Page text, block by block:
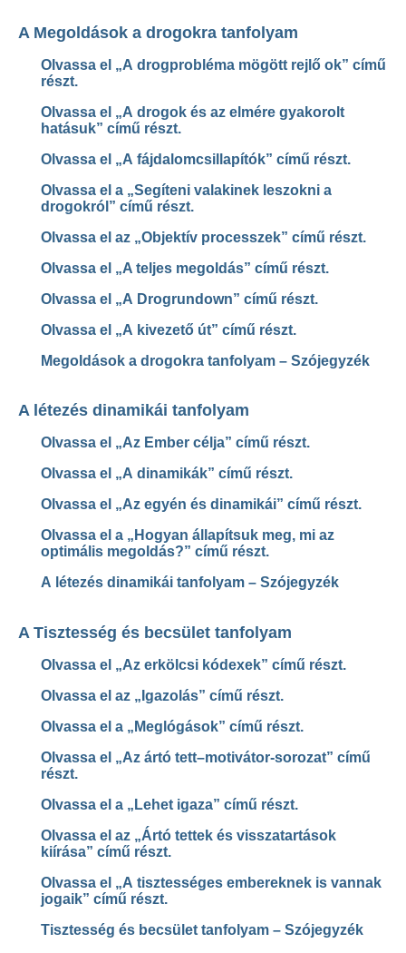
A Megoldások a drogokra tanfolyam
Olvassa el „A drogprobléma mögött rejlő ok” című
részt.
Olvassa el „A drogok és az elmére gyakorolt
hatásuk” című részt.
Olvassa el „A fájdalomcsillapítók” című részt.
Olvassa el a „Segíteni valakinek leszokni a
drogokról” című részt.
Olvassa el az „Objektív processzek” című részt.
Olvassa el „A teljes megoldás” című részt.
Olvassa el „A Drogrundown” című részt.
Olvassa el „A kivezető út” című részt.
Megoldások a drogokra tanfolyam – Szójegyzék
A létezés dinamikái tanfolyam
Olvassa el „Az Ember célja” című részt.
Olvassa el „A dinamikák” című részt.
Olvassa el „Az egyén és dinamikái” című részt.
Olvassa el a „Hogyan állapítsuk meg, mi az
optimális megoldás?” című részt.
A létezés dinamikái tanfolyam – Szójegyzék
A Tisztesség és becsület tanfolyam
Olvassa el „Az erkölcsi kódexek” című részt.
Olvassa el az „Igazolás” című részt.
Olvassa el a „Meglógások” című részt.
Olvassa el „Az ártó tett–motivátor-sorozat” című
részt.
Olvassa el a „Lehet igaza” című részt.
Olvassa el az „Ártó tettek és visszatartások
kiírása” című részt.
Olvassa el „A tisztességes embereknek is vannak
jogaik” című részt.
Tisztesség és becsület tanfolyam – Szójegyzék